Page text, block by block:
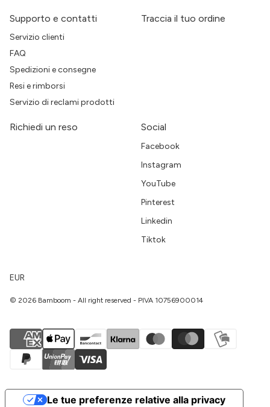
Supporto e contatti
Servizio clienti
FAQ
Spedizioni e consegne
Resi e rimborsi
Servizio di reclami prodotti
Traccia il tuo ordine
Richiedi un reso Social
Facebook
Instagram
YouTube
Pinterest
Linkedin
Tiktok
EUR
© 2026 Bamboom - All right reserved - PIVA 10756900014
Le tue preferenze relative alla privacy